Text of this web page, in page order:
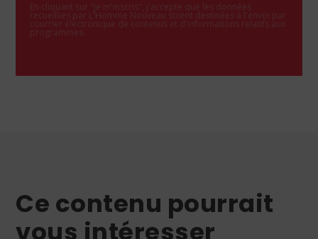
En cliquant sur "Je m'inscris", j'accepte que les données
recueillies par L'Homme Nouveau soient destinées à l'envoi par
courrier électronique de contenus et d'informations relatifs aux
programmes.
Ce contenu pourrait
vous intéresser